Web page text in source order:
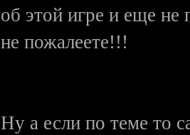
об этой игре и еще не
не пожалеете!!!
Ну а если по теме то